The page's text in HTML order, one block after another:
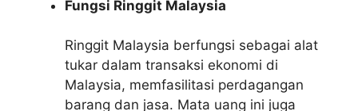
Fungsi Ringgit Malaysia
Ringgit Malaysia berfungsi sebagai alat
tukar dalam transaksi ekonomi di
Malaysia, memfasilitasi perdagangan
barang dan jasa. Mata uang ini juga